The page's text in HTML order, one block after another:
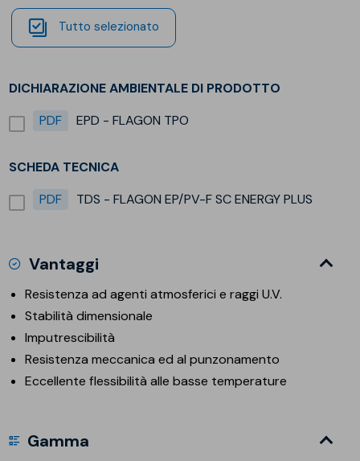
Tutto selezionato
DICHIARAZIONE AMBIENTALE DI PRODOTTO
PDF
EPD - FLAGON TPO
SCHEDA TECNICA
PDF
TDS - FLAGON EP/PV-F SC ENERGY PLUS
Vantaggi
Resistenza ad agenti atmosferici e raggi U.V.
Stabilità dimensionale
Imputrescibilità
Resistenza meccanica ed al punzonamento
Eccellente flessibilità alle basse temperature
Gamma